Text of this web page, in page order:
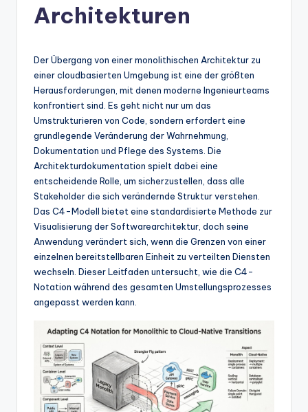
si
&
S
o
ft
w
Architekturen
Der Übergang von einer monolithischen Architektur zu
einer cloudbasierten Umgebung ist eine der größten
Herausforderungen, mit denen moderne Ingenieurteams
konfrontiert sind. Es geht nicht nur um das
Umstrukturieren von Code, sondern erfordert eine
grundlegende Veränderung der Wahrnehmung,
Dokumentation und Pflege des Systems. Die
Architekturdokumentation spielt dabei eine
entscheidende Rolle, um sicherzustellen, dass alle
Stakeholder die sich verändernde Struktur verstehen.
Das C4-Modell bietet eine standardisierte Methode zur
Visualisierung der Softwarearchitektur, doch seine
Anwendung verändert sich, wenn die Grenzen von einer
einzelnen bereitstellbaren Einheit zu verteilten Diensten
wechseln. Dieser Leitfaden untersucht, wie die C4-
Notation während des gesamten Umstellungsprozesses
angepasst werden kann.